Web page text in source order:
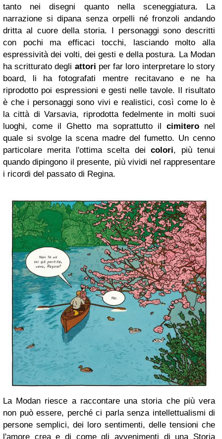
tanto nei disegni quanto nella sceneggiatura. La
narrazione si dipana senza orpelli né fronzoli andando
dritta al cuore della storia. I personaggi sono descritti
con pochi ma efficaci tocchi, lasciando molto alla
espressività dei volti, dei gesti e della postura. La Modan
ha scritturato degli attori per far loro interpretare lo story
board, li ha fotografati mentre recitavano e ne ha
riprodotto poi espressioni e gesti nelle tavole. Il risultato
è che i personaggi sono vivi e realistici, così come lo è
la città di Varsavia, riprodotta fedelmente in molti suoi
luoghi, come il Ghetto ma soprattutto il cimitero nel
quale si svolge la scena madre del fumetto. Un cenno
particolare merita l'ottima scelta deicolori, più tenui
quando dipingono il presente, più vividi nel rappresentare
i ricordi del passato di Regina.
La Modan riesce a raccontare una storia che più vera
non può essere, perché ci parla senza intellettualismi di
persone semplici, dei loro sentimenti, delle tensioni che
l'amore crea e di come gli avvenimenti di una Storia